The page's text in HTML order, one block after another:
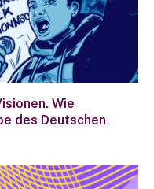
Wie
des Deutschen